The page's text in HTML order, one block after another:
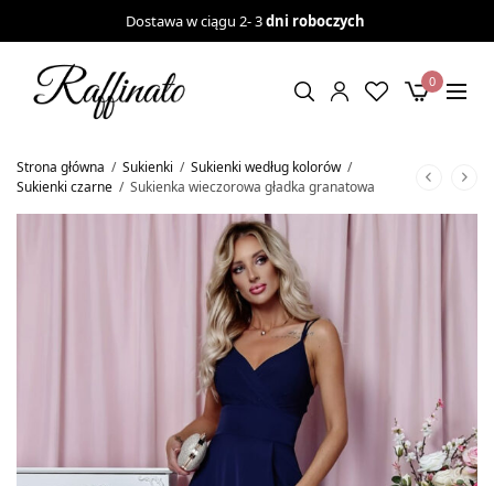
Dostawa w ciągu 2- 3dni roboczych
0
Strona główna / Sukienki / Sukienki według kolorów /
Sukienki czarne / Sukienka wieczorowa gładka granatowa